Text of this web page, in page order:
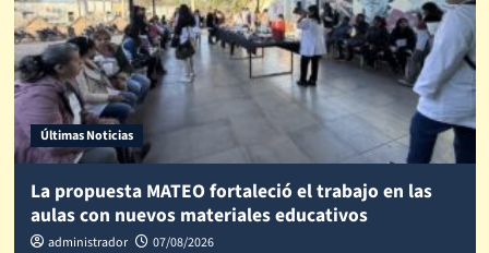
Últimas Noticias
La propuesta MATEO fortaleció el trabajo en las
aulas con nuevos materiales educativos
administrador 07/08/2026